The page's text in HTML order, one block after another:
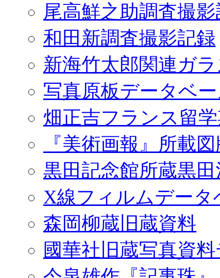
尾高鮮之助調査撮
和田新調査撮影記録
新海竹太郎関連ガ
写真原板データベ
畑正吉フランス留
『美術画報』所載
黒田記念館所蔵黒
X線フィルムデータ
森岡柳蔵旧蔵資料
國華社旧蔵写真資